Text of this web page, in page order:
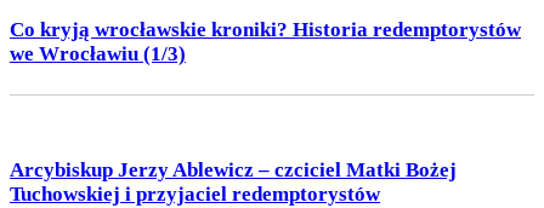
Co kryją wrocławskie kroniki? Historia redemptorystów
we Wrocławiu (1/3)
Arcybiskup Jerzy Ablewicz – czciciel Matki Bożej
Tuchowskiej i przyjaciel redemptorystów